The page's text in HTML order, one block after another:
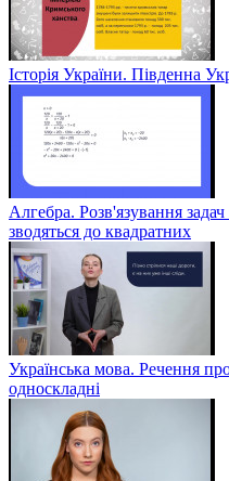
Історія України. Південна
Алгебра. Розв'язування
зводяться до квадратних
Українська мова. Речення
односкладні